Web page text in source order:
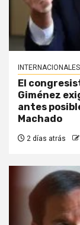
INTERNACIONALES
El
Giménez
antes
Machado
2 días atrás